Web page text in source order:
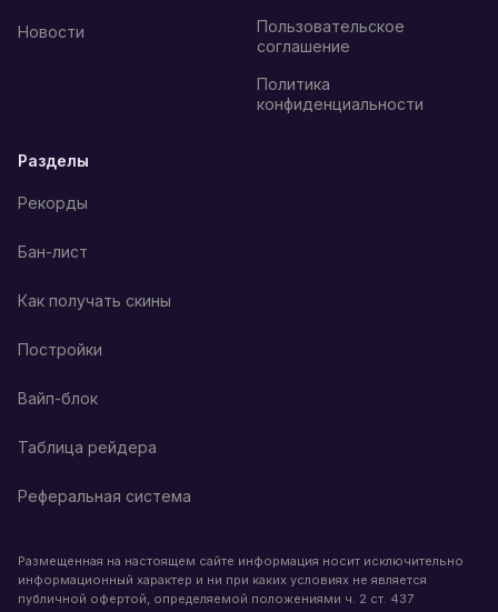
Новости
Пользовательское
соглашение
Политика
конфиденциальности
Разделы
Рекорды
Бан-лист
Как получать скины
Постройки
Вайп-блок
Таблица рейдера
Реферальная система
Размещенная на настоящем сайте информация носит исключительно
информационный характер и ни при каких условиях не является
публичной офертой, определяемой положениями ч. 2 ст. 437